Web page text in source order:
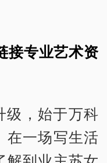
接专业艺术资
级，始于万科
在一场写生活